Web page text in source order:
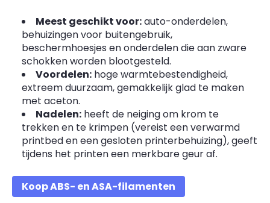
Meest geschikt voor:auto-onderdelen,
behuizingen voor buitengebruik,
beschermhoesjes en onderdelen die aan zware
schokken worden blootgesteld.
Voordelen: hoge warmtebestendigheid,
extreem duurzaam, gemakkelijk glad te maken
met aceton.
Nadelen: heeft de neiging om krom te
trekken en te krimpen (vereist een verwarmd
printbed en een gesloten printerbehuizing), geeft
tijdens het printen een merkbare geur af.
Koop ABS- en ASA-filamenten